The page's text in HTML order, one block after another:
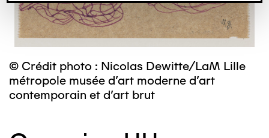
© Crédit photo : Nicolas Dewitte/LaM Lille
métropole musée d’art moderne d’art
contemporain et d’art brut